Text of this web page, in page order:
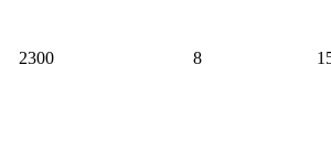
2300 8